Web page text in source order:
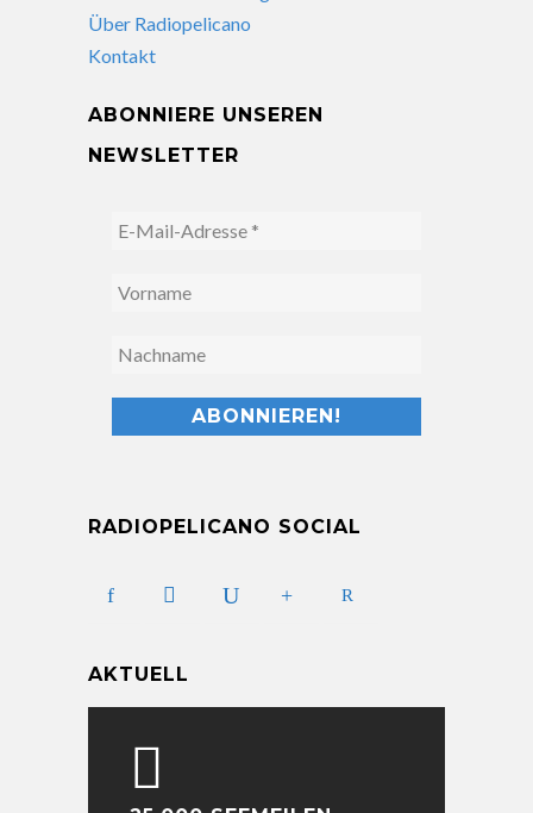
Über Radiopelicano
Kontakt
ABONNIERE UNSEREN
NEWSLETTER
RADIOPELICANO SOCIAL
AKTUELL